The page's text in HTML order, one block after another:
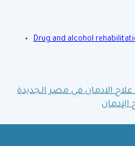
Drug and alcohol
الادمان في مصر الجديدة